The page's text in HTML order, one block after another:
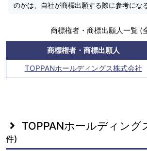
のかは、自社が商標出願する際に参考にな
商標権者・商標出願人一覧 (
商標権者・商標出願人
TOPPANホールディングス株式会社
TOPPANホールディング
件)